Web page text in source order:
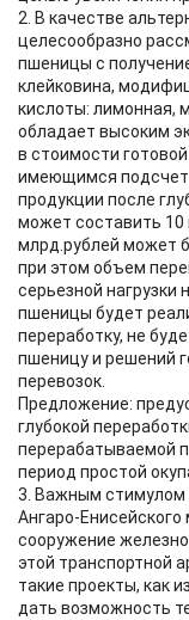
2. В качестве
целесообразно
пшеницы с
клейковина,
кислоты: лимонная,
обладает высоким
в стоимости
имеющимся
продукции после
может составить 10
млрд.рублей может
при этом объем
серьезной
пшеницы будет
переработку, не
пшеницу и решений
перевозок.
Предложение:
глубокой
перерабатываемой
период простой
3. Важным стимулом
Ангаро-Енисейского
сооружение
этой транспортной
такие проекты, как
дать возможность